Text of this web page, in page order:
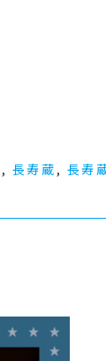
, 長寿蔵 , 長寿